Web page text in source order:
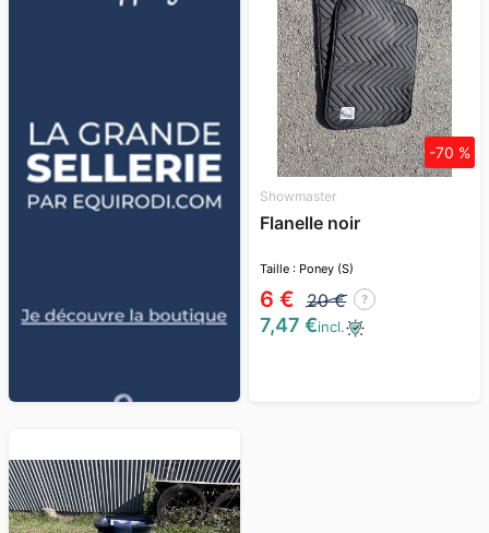
Showmaster
Flanelle noir
Taille : Poney (S)
6 € 20 € ?
-70 %
7,47 €incl.